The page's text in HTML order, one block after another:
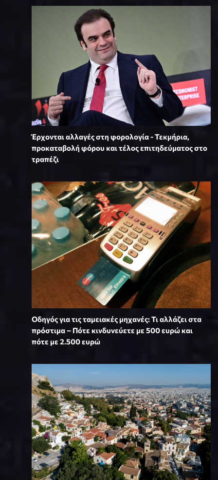
Έρχονται αλλαγές στη φορολογία - Τεκμήρια,
προκαταβολή φόρου και τέλος επιτηδεύματος στο
τραπέζι
Οδηγός για τις ταμειακές μηχανές: Τι αλλάζει στα
πρόστιμα – Πότε κινδυνεύετε με 500 ευρώ και
πότε με 2.500 ευρώ